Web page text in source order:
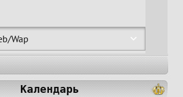
Календарь